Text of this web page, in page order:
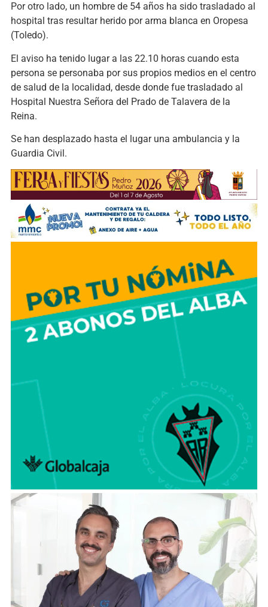
Por otro lado, un hombre de 54 años ha sido trasladado al
hospital tras resultar herido por arma blanca en Oropesa
(Toledo).
El aviso ha tenido lugar a las 22.10 horas cuando esta
persona se personaba por sus propios medios en el centro
de salud de la localidad, desde donde fue trasladado al
Hospital Nuestra Señora del Prado de Talavera de la
Reina.
Se han desplazado hasta el lugar una ambulancia y la
Guardia Civil.